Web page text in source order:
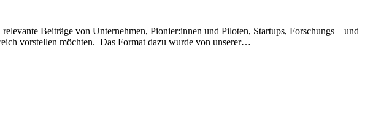
Beiträge von Unternehmen, Pionier:innen und Piloten, Startups, Forschungs – und
vorstellen möchten. Das Format dazu wurde von unserer…